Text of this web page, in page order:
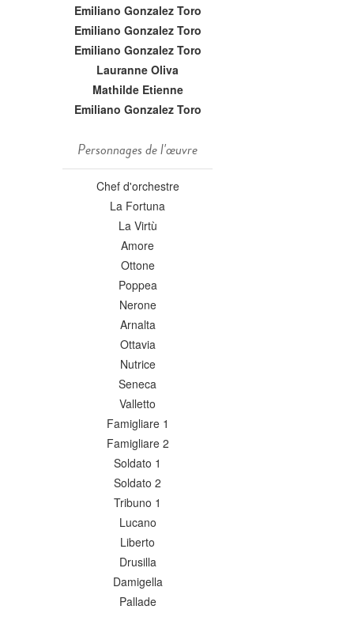
Emiliano Gonzalez Toro
Emiliano Gonzalez Toro
Emiliano Gonzalez Toro
Lauranne Oliva
Mathilde Etienne
Emiliano Gonzalez Toro
Personnages de l'œuvre
Chef d'orchestre
La Fortuna
La Virtù
Amore
Ottone
Poppea
Nerone
Arnalta
Ottavia
Nutrice
Seneca
Valletto
Famigliare 1
Famigliare 2
Soldato 1
Soldato 2
Tribuno 1
Lucano
Liberto
Drusilla
Damigella
Pallade